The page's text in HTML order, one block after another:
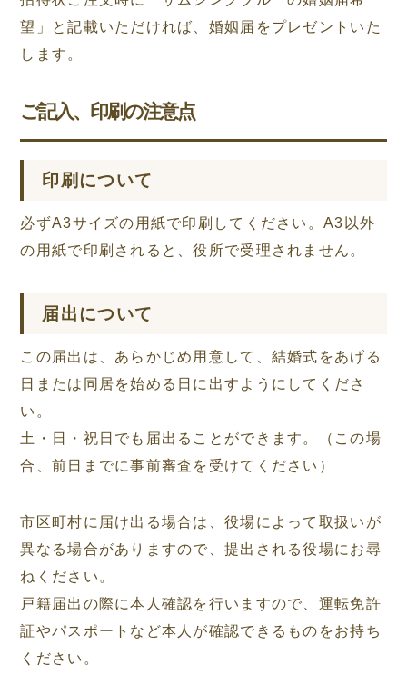
望」と記載いただければ、婚姻届をプレゼントいた
します。
ご記入、印刷の注意点
印刷について
必ずA3サイズの用紙で印刷してください。A3以外
の用紙で印刷されると、役所で受理されません。
届出について
この届出は、あらかじめ用意して、結婚式をあげる
日または同居を始める日に出すようにしてくださ
い。
土・日・祝日でも届出ることができます。（この場
合、前日までに事前審査を受けてください）
市区町村に届け出る場合は、役場によって取扱いが
異なる場合がありますので、提出される役場にお尋
ねください。
戸籍届出の際に本人確認を行いますので、運転免許
証やパスポートなど本人が確認できるものをお持ち
ください。